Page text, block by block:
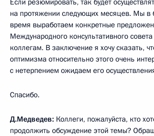
на протяжении следующих месяцев. Мы
время выработаем конкретные
Международного консультативного
коллегам. В заключение я хочу сказать,
оптимизма относительно этого очень
с нетерпением ожидаем его
Спасибо.
Д.Медведев: Коллеги, пожалуйста, кто
продолжить обсуждение этой темы?